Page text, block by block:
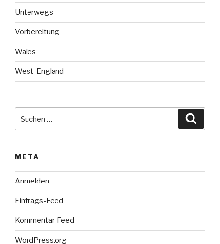
Unterwegs
Vorbereitung
Wales
West-England
nach:
META
Anmelden
Eintrags-Feed
Kommentar-Feed
WordPress.org